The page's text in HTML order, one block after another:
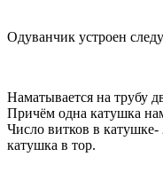
Одуванчик устроен
Наматывается на трубу
Причём одна катушка
Число витков в катушке-
катушка в тор.